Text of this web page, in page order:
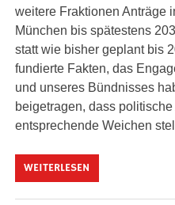
weitere Fraktionen Anträge
München bis spätestens
statt wie bisher geplant bis
fundierte Fakten, das
und unseres Bündnisses
beigetragen, dass
entsprechende Weichen
WEITERLESEN